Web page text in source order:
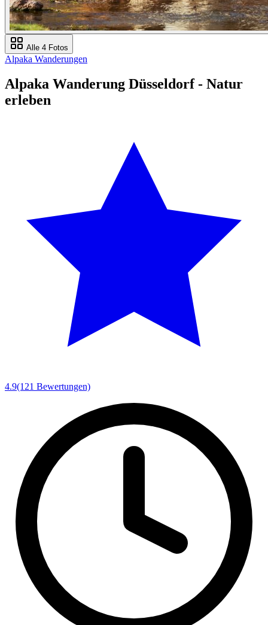
Alle 4 Fotos
Alpaka Wanderungen
Alpaka Wanderung Düsseldorf - Natur
erleben
4.9(121 Bewertungen)